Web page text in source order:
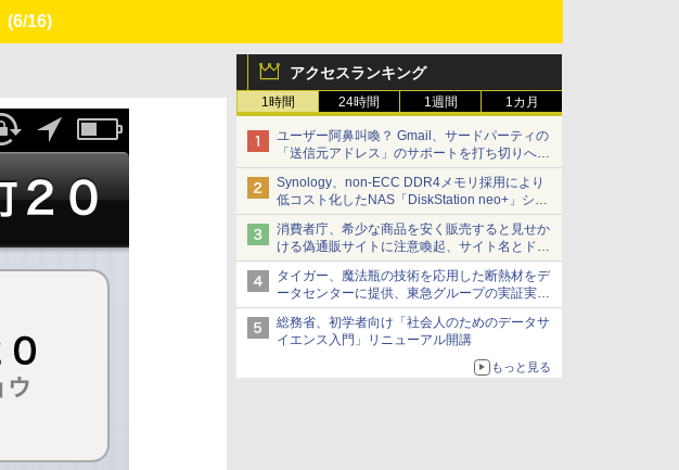
(6/16)
アクセスランキング
1時間 24時間 1週間 1カ月
ユーザー阿鼻叫喚？ Gmail、サードパーティの
「送信元アドレス」のサポートを打ち切りへ
【やじうまWatch】
Synology、non-ECC DDR4メモリ採用により
低コスト化したNAS「DiskStation neo+」シリ
ーズ 予算を抑えて導入でき、ECCメモリへの
アップグレードも可能
消費者庁、希少な商品を安く販売すると見せか
ける偽通販サイトに注意喚起、サイト名とドメ
イン名を公表
タイガー、魔法瓶の技術を応用した断熱材をデ
ータセンターに提供、東急グループの実証実験
で 「ステンレス密封真空断熱パネル TIVIP」
総務省、初学者向け「社会人のためのデータサ
イエンス入門」リニューアル開講
もっと見る